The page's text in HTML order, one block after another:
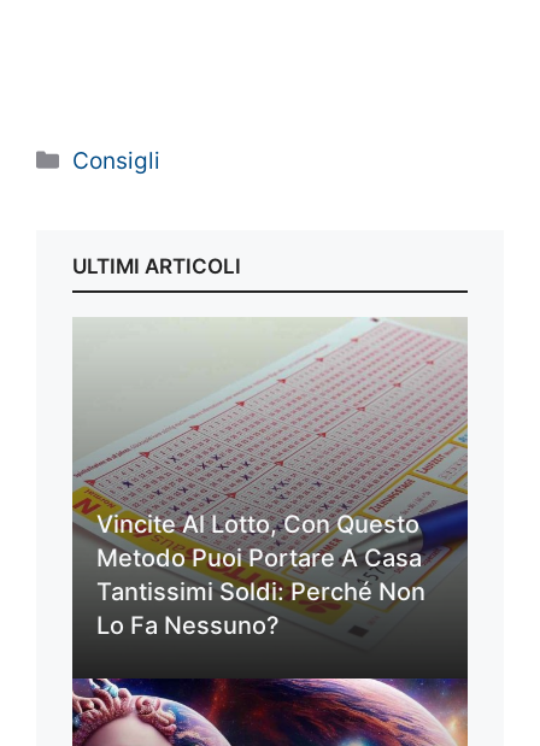
Categorie
Consigli
ULTIMI ARTICOLI
Vincite Al Lotto, Con Questo
Metodo Puoi Portare A Casa
Tantissimi Soldi: Perché Non
Lo Fa Nessuno?